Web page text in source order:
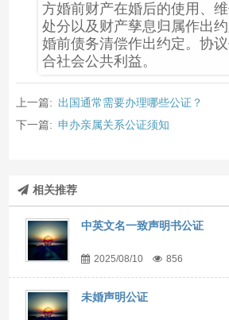
方婚前财产在婚后的使用、维
处分以及财产孳息归属作出
婚前债务清偿作出约定。协
合社会公共利益。
上一篇: 出国通常需要办理哪些公证？
下一篇: 申办亲属关系公证须知
相关推荐
中英文名一致声明书公证
2025/08/10 856
未婚声明公证